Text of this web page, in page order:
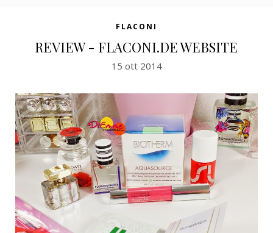
FLACONI
REVIEW - FLACONI.DE WEBSITE
15 ott 2014